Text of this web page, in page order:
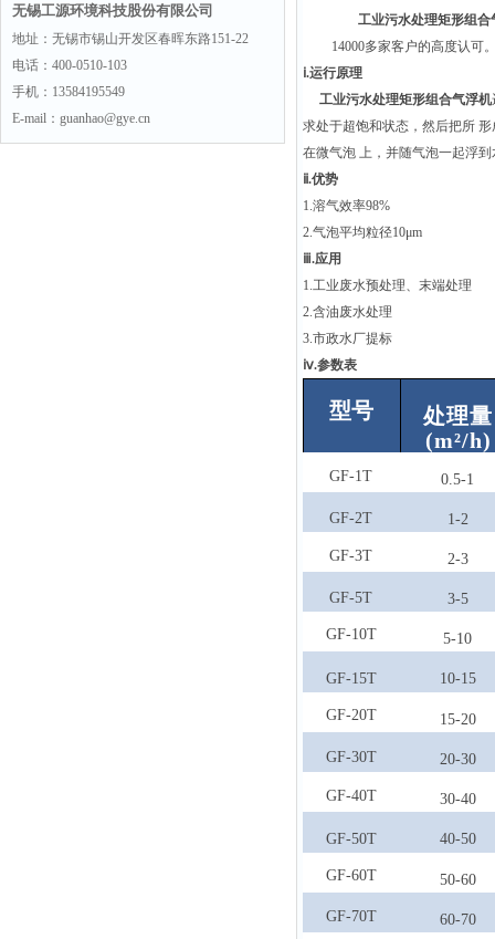
无锡工源环境科技股份有限公司
地址：无锡市锡山开发区春晖东路151-22
电话：400-0510-103
手机：13584195549
E-mail：guanhao@gye.cn
工业污水处理矩形组合
14000多家客户的高度认可
ⅰ.运行原理
工业污水处理矩形组合气浮机
求处于超饱和状态，然后把所
在微气泡 上，并随气泡一起浮
ⅱ.优势
1.溶气效率98%
2.气泡平均粒径10μm
ⅲ.应用
1.工业废水预处理、末端处理
2.含油废水处理
3.市政水厂提标
ⅳ.参数表
型号
处理量
(m²/h)
GF-1T 0.5-1
GF-2T 1-2
GF-3T 2-3
GF-5T 3-5
GF-10T 5-10
GF-15T 10-15
GF-20T 15-20
GF-30T 20-30
GF-40T 30-40
GF-50T 40-50
GF-60T 50-60
GF-70T 60-70